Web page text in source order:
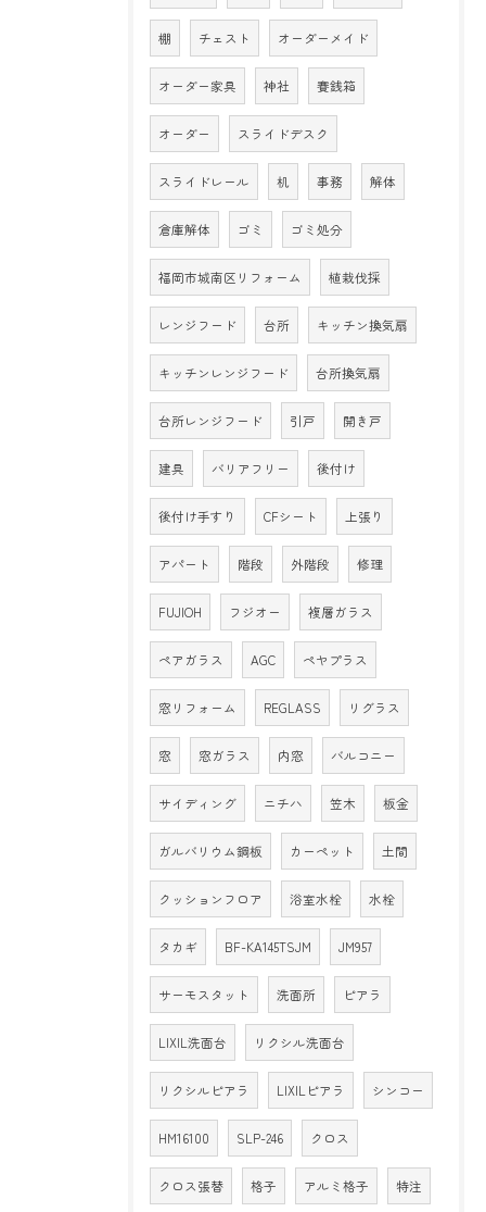
棚 チェスト オーダーメイド
オーダー家具 神社 賽銭箱
オーダー スライドデスク
スライドレール 机 事務 解体
倉庫解体 ゴミ ゴミ処分
福岡市城南区リフォーム 植栽伐採
レンジフード 台所 キッチン換気扇
キッチンレンジフード 台所換気扇
台所レンジフード 引戸 開き戸
建具 バリアフリー 後付け
後付け手すり CFシート 上張り
アパート 階段 外階段 修理
FUJIOH フジオー 複層ガラス
ペアガラス AGC ペヤプラス
窓リフォーム REGLASS リグラス
窓 窓ガラス 内窓 バルコニー
サイディング ニチハ 笠木 板金
ガルバリウム鋼板 カーペット 土間
クッションフロア 浴室水栓 水栓
タカギ BF-KA145TSJM JM957
サーモスタット 洗面所 ピアラ
LIXIL洗面台 リクシル洗面台
リクシルピアラ LIXILピアラ シンコー
HM16100 SLP-246 クロス
クロス張替 格子 アルミ格子 特注